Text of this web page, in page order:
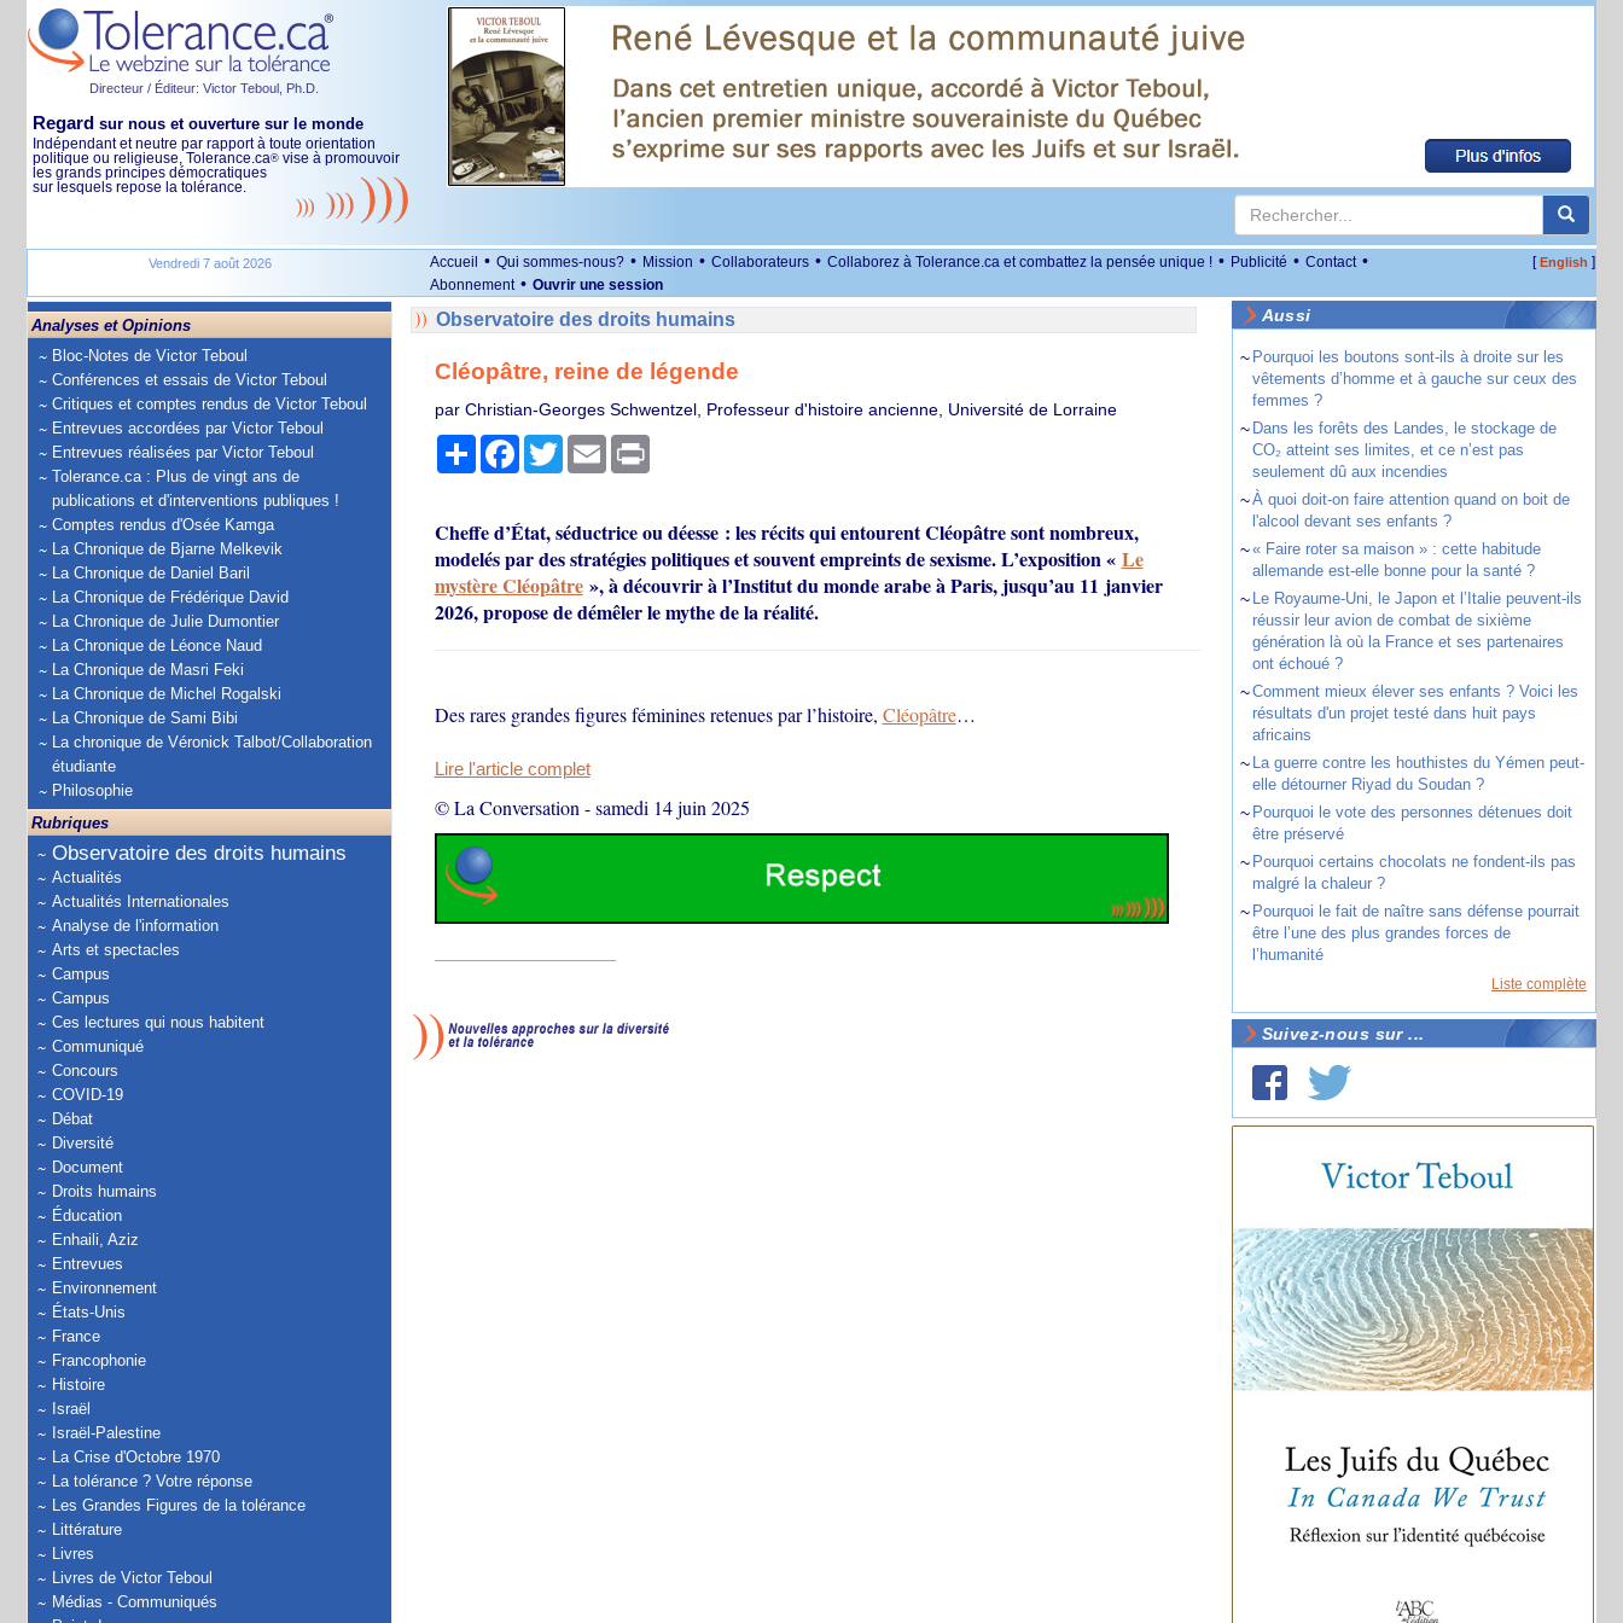
Directeur / Éditeur: Victor Teboul, Ph.D.
Regard sur nous et ouverture sur le monde
Indépendant et neutre par rapport à toute orientation
politique ou religieuse, Tolerance.ca® vise à promouvoir
les grands principes démocratiques
sur lesquels repose la tolérance.
Vendredi 7 août 2026 Accueil • Qui sommes-nous? • Mission • Collaborateurs • Collaborez à Tolerance.ca et combattez la pensée unique ! • Publicité • Contact •
Abonnement • Ouvrir une session
[English ]
Analyses et Opinions
Bloc-Notes de Victor Teboul
Conférences et essais de Victor Teboul
Critiques et comptes rendus de Victor Teboul
Entrevues accordées par Victor Teboul
Entrevues réalisées par Victor Teboul
Tolerance.ca : Plus de vingt ans de
publications et d'interventions publiques !
Comptes rendus d'Osée Kamga
La Chronique de Bjarne Melkevik
La Chronique de Daniel Baril
La Chronique de Frédérique David
La Chronique de Julie Dumontier
La Chronique de Léonce Naud
La Chronique de Masri Feki
La Chronique de Michel Rogalski
La Chronique de Sami Bibi
La chronique de Véronick Talbot/Collaboration
étudiante
Philosophie
Rubriques
Observatoire des droits humains
Actualités
Actualités Internationales
Analyse de l'information
Arts et spectacles
Campus
Campus
Ces lectures qui nous habitent
Communiqué
Concours
COVID-19
Débat
Diversité
Document
Droits humains
Éducation
Enhaili, Aziz
Entrevues
Environnement
États-Unis
France
Francophonie
Histoire
Israël
Israël-Palestine
La Crise d'Octobre 1970
La tolérance ? Votre réponse
Les Grandes Figures de la tolérance
Littérature
Livres
Livres de Victor Teboul
Médias - Communiqués
Observatoire des droits humains
Cléopâtre, reine de légende
par Christian-Georges Schwentzel, Professeur d'histoire ancienne, Université de Lorraine
PartagerFacebook
TwitterEmail Print
Cheffe d’État, séductrice ou déesse : les récits qui entourent Cléopâtre sont nombreux,
modelés par des stratégies politiques et souvent empreints de sexisme. L’exposition « Le
mystère Cléopâtre», à découvrir à l’Institut du monde arabe à Paris, jusqu’au 11 janvier
2026, propose de démêler le mythe de la réalité.
Des rares grandes figures féminines retenues par l’histoire, Cléopâtre…
Lire l'article complet
© La Conversation -samedi 14 juin 2025
Aussi
~ Pourquoi les boutons sont-ils à droite sur les
vêtements d’homme et à gauche sur ceux des
femmes ?
~ Dans les forêts des Landes, le stockage de
CO₂ atteint ses limites, et ce n’est pas
seulement dû aux incendies
~À quoi doit-on faire attention quand on boit de
l'alcool devant ses enfants ?
~« Faire roter sa maison » : cette habitude
allemande est-elle bonne pour la santé ?
~ Le Royaume-Uni, le Japon et l’Italie peuvent-ils
réussir leur avion de combat de sixième
génération là où la France et ses partenaires
ont échoué ?
~Comment mieux élever ses enfants ? Voici les
résultats d'un projet testé dans huit pays
africains
~ La guerre contre les houthistes du Yémen peut-
elle détourner Riyad du Soudan ?
~ Pourquoi le vote des personnes détenues doit
être préservé
~ Pourquoi certains chocolats ne fondent-ils pas
malgré la chaleur ?
~ Pourquoi le fait de naître sans défense pourrait
être l’une des plus grandes forces de
l’humanité
Liste complète
Suivez-nous sur ...